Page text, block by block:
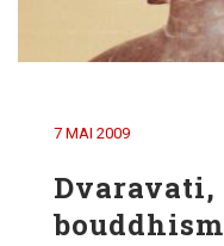
7 MAI 2009
Dvaravati,